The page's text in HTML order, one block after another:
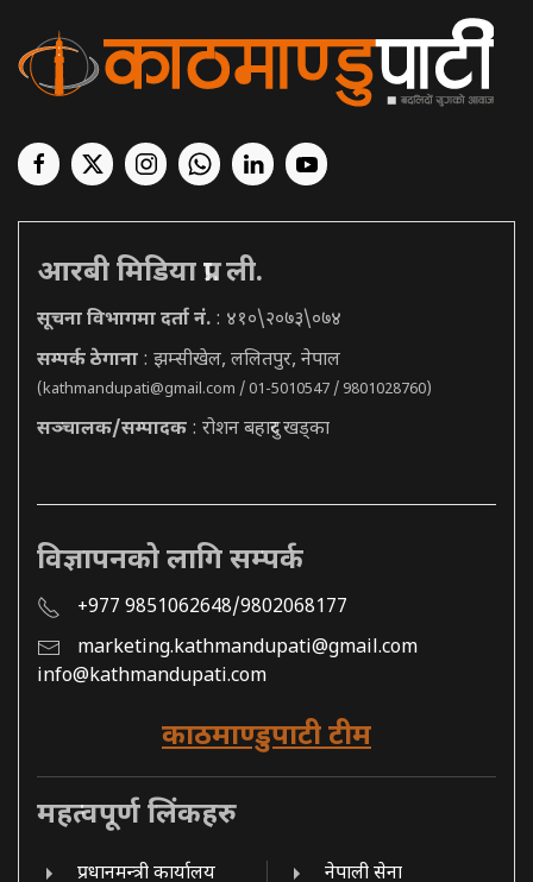
आरबी मिडिया प्रा. ली.
सूचना विभागमा दर्ता नं. : ४१०\२०७३\०७४
सम्पर्क ठेगाना : झम्सीखेल, ललितपुर, नेपाल
(kathmandupati@gmail.com / 01-5010547 / 9801028760)
सञ्चालक/सम्पादक : रोशन बहादुर खड्का
विज्ञापनको लागि सम्पर्क
+977 9851062648/9802068177
marketing.kathmandupati@gmail.com
info@kathmandupati.com
काठमाण्डुपाटी टीम
महत्वपूर्ण लिंकहरु
प्रधानमन्त्री कार्यालय नेपाली सेना